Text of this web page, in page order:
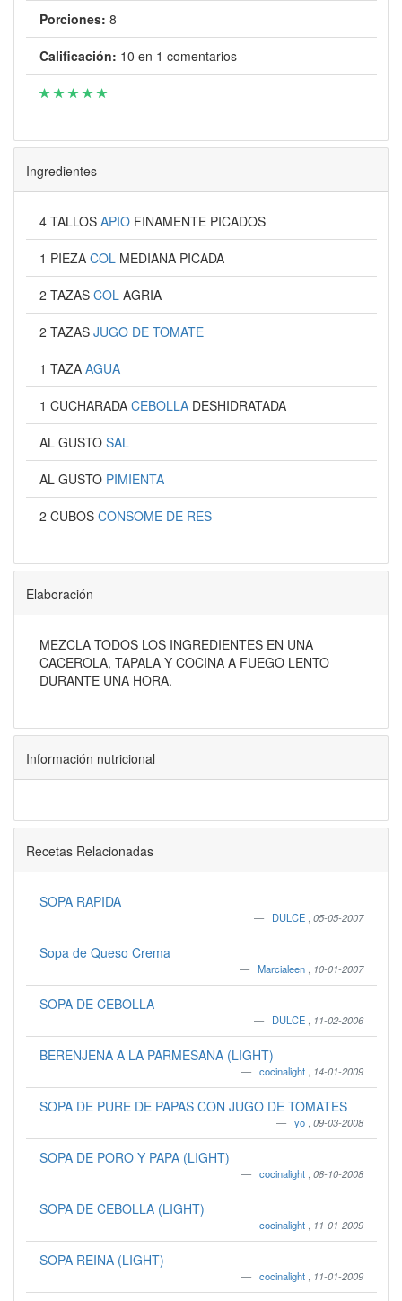
Porciones: 8
Calificación: 10 en 1 comentarios
Ingredientes
4 TALLOS APIO FINAMENTE PICADOS
1 PIEZA COL MEDIANA PICADA
2 TAZAS COL AGRIA
2 TAZAS JUGO DE TOMATE
1 TAZA AGUA
1 CUCHARADA CEBOLLA DESHIDRATADA
AL GUSTO SAL
AL GUSTO PIMIENTA
2 CUBOS CONSOME DE RES
Elaboración
MEZCLA TODOS LOS INGREDIENTES EN UNA
CACEROLA, TAPALA Y COCINA A FUEGO LENTO
DURANTE UNA HORA.
Información nutricional
Recetas Relacionadas
SOPA RAPIDA
DULCE 05-05-2007
Sopa de Queso Crema
Marcialeen 10-01-2007
SOPA DE CEBOLLA
DULCE 11-02-2006
BERENJENA A LA PARMESANA (LIGHT)
cocinalight 14-01-2009
SOPA DE PURE DE PAPAS CON JUGO DE TOMATES
yo 09-03-2008
SOPA DE PORO Y PAPA (LIGHT)
cocinalight 08-10-2008
SOPA DE CEBOLLA (LIGHT)
cocinalight 11-01-2009
SOPA REINA (LIGHT)
cocinalight 11-01-2009